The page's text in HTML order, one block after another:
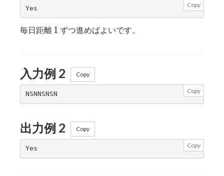
Copy
毎日距離 1
1 ずつ進めばよいです。
入力例 2 Copy
Copy
出力例 2 Copy
Copy